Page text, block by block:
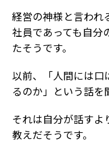
経営の神様と言われ
社員であっても自分
たそうです。
以前、「人間には口
るのか」という話を
それは自分が話すよ
教えだそうです。